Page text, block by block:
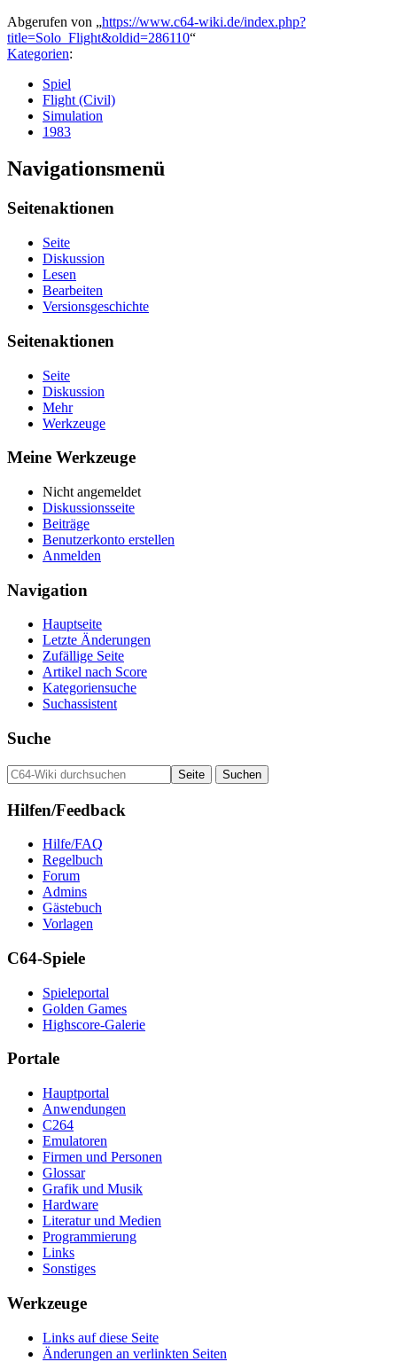
Abgerufen von „https://www.c64-wiki.de/index.php?
title=Solo_Flight&oldid=286110“
Kategorien:
Spiel
Flight (Civil)
Simulation
1983
Navigationsmenü
Seitenaktionen
Seite
Diskussion
Lesen
Bearbeiten
Versionsgeschichte
Seitenaktionen
Seite
Diskussion
Mehr
Werkzeuge
Meine Werkzeuge
Nicht angemeldet
Diskussionsseite
Beiträge
Benutzerkonto erstellen
Anmelden
Navigation
Hauptseite
Letzte Änderungen
Zufällige Seite
Artikel nach Score
Kategoriensuche
Suchassistent
Suche
Hilfen/Feedback
Hilfe/FAQ
Regelbuch
Forum
Admins
Gästebuch
Vorlagen
C64-Spiele
Spieleportal
Golden Games
Highscore-Galerie
Portale
Hauptportal
Anwendungen
C264
Emulatoren
Firmen und Personen
Glossar
Grafik und Musik
Hardware
Literatur und Medien
Programmierung
Links
Sonstiges
Werkzeuge
Links auf diese Seite
Änderungen an verlinkten Seiten